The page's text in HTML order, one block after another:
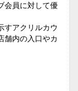
会員に対して優
すアクリルカウ
舗内の入口やカ